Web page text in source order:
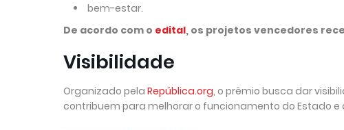
bem-estar.
De acordo com o edital, os projetos vencedores
Visibilidade
Organizado pela República.org, o prêmio busca dar
contribuem para melhorar o funcionamento do Estado